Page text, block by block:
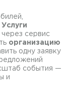
Услуги
через сервис
организацию
одну заявку
события —
и